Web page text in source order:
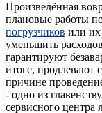
Произведённая
плановые работы
погрузчиков или их
уменьшить
гарантируют
итоге, продлевают
причине
- одно из
сервисного